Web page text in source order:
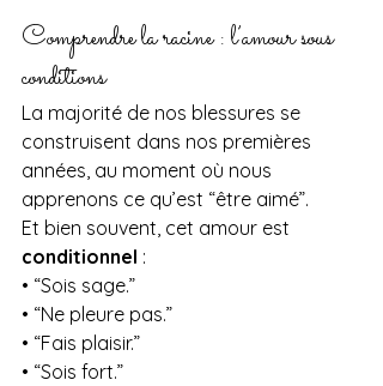
Comprendre la racine : l’amour sous
conditions
La majorité de nos blessures se
construisent dans nos premières
années, au moment où nous
apprenons ce qu’est “être aimé”.
Et bien souvent, cet amour est
conditionnel :
• “Sois sage.”
• “Ne pleure pas.”
• “Fais plaisir.”
• “Sois fort.”